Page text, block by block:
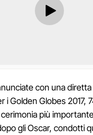
con una
i Golden Globes 2017,
più
gli Oscar, condotti